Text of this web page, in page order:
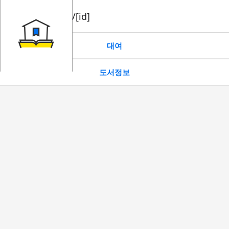
book/rent/[id]
대여
도서정보